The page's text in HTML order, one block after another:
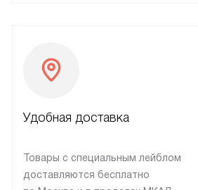
Удобная доставка
Товары с специальным лейблом
доставляются бесплатно